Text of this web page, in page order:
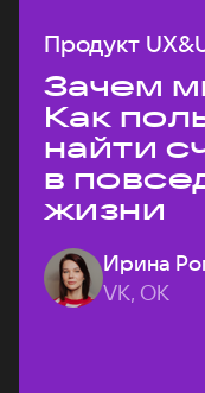
Продукт
Зачем
Как
найти
в
жизни
Ирина
VK, ОК